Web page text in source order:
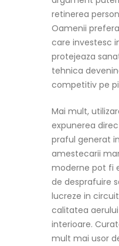
retinerea
Oamenii
care investesc
protejeaza
tehnica
competitiv pe
Mai mult,
expunerea
praful generat
amestecarii
moderne pot fi
de desprafuire
lucreze in
calitatea
interioare.
mult mai usor